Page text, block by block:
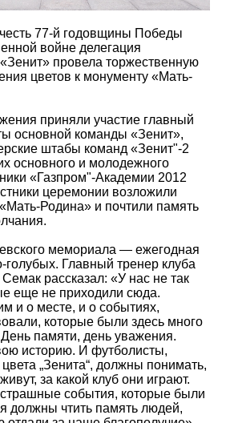
77-й годовщины Победы
войне делегация
провела торжественную
цветов к монументу «Мать-
приняли участие главный
основной команды «Зенит»,
штабы команд «Зенит"-2
основного и молодежного
«Газпром"-Академии 2012
церемонии возложили
Родина» и почтили память
мемориала — ежегодная
голубых. Главный тренер клуба
рассказал: «У нас не так
еще не приходили сюда.
и о месте, и о событиях,
которые были здесь много
памяти, день уважения.
историю. И футболисты,
„Зенита“, должны понимать,
за какой клуб они играют.
события, которые были
должны чтить память людей,